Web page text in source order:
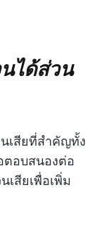
ได้ส่วน
เสียที่สำคัญทั้ง
อบสนองต่อ
สียเพื่อเพิ่ม